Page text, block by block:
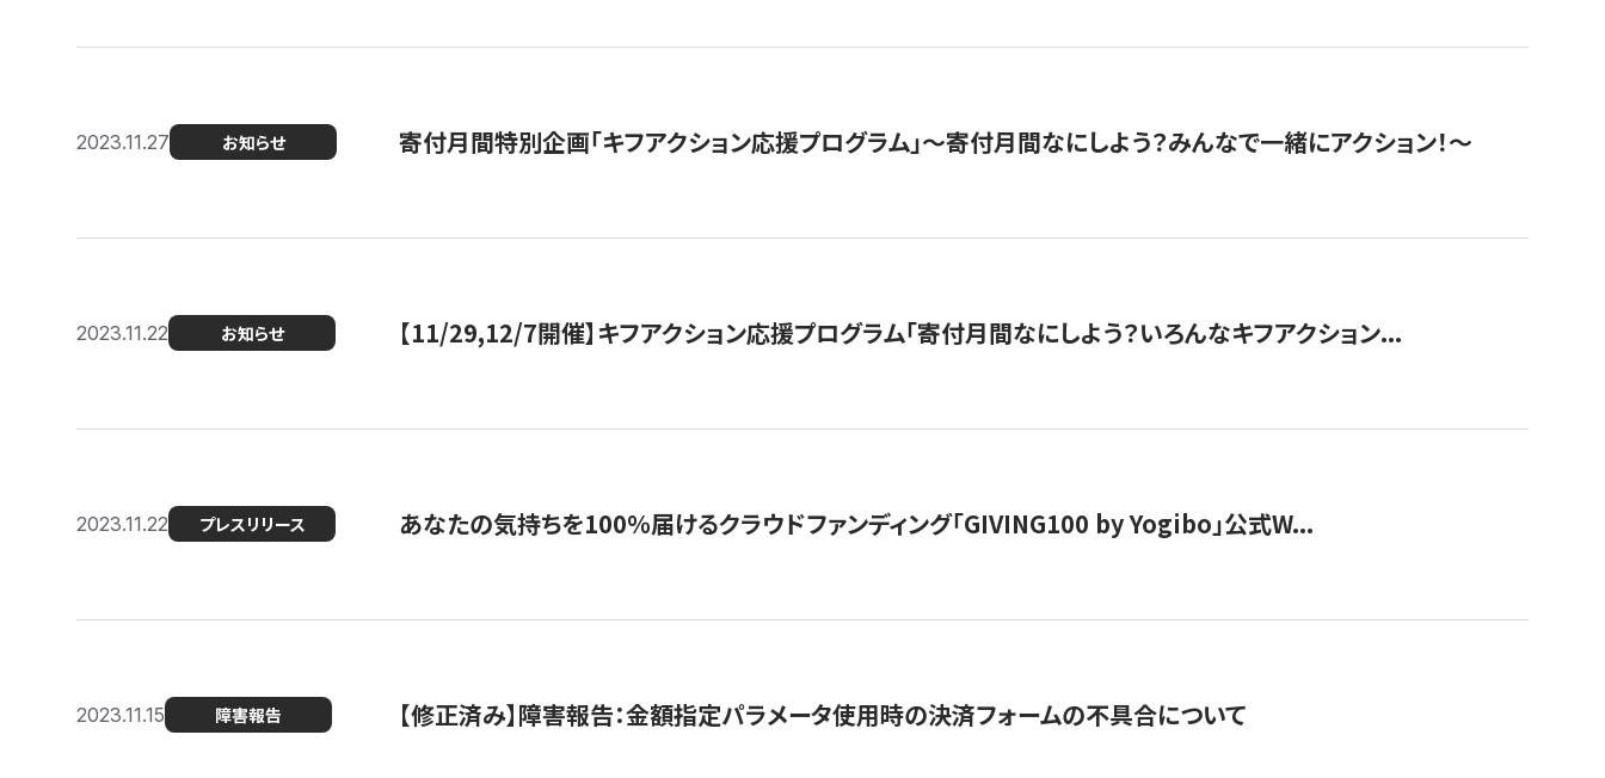
2023.11.27 お知らせ 寄付月間特別企画「キフアクション応援プログラム」〜寄付月間なにしよう？みんなで一緒にアクション！〜
2023.11.22 お知らせ 【11/29,12/7開催】キフアクション応援プログラム「寄付月間なにしよう？いろんなキフアクション...
2023.11.22 プレスリリース あなたの気持ちを100％届けるクラウドファンディング「GIVING100 by Yogibo」公式W...
2023.11.15 障害報告 【修正済み】障害報告：金額指定パラメータ使用時の決済フォームの不具合について